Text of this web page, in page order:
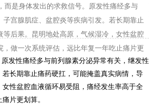
而是身体发出的求救信号。原发性痛经多与
宫腺肌症、盆腔炎等疾病引发。若长期靠止
后果。昆明地处高原，气候湿冷，女性盆腔
做一次系统评估，远比年复一年吃止痛片更
发性痛经多与前列腺素分泌异常有关，继发性
长期靠止痛药硬扛，可能掩盖真实病情，导
性盆腔血液循环易受阻，痛经发生率高于全
片更划算。